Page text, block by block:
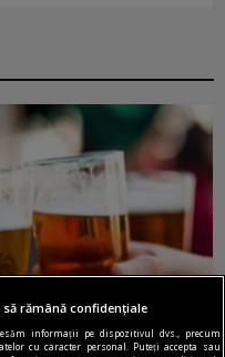
rămână confidențiale
informații pe dispozitivul dvs., precum
cu caracter personal. Puteți accepta sau